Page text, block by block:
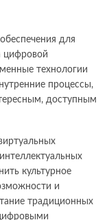
для
цифровой
технологии
процессы,
доступным
культурное
и
традиционных